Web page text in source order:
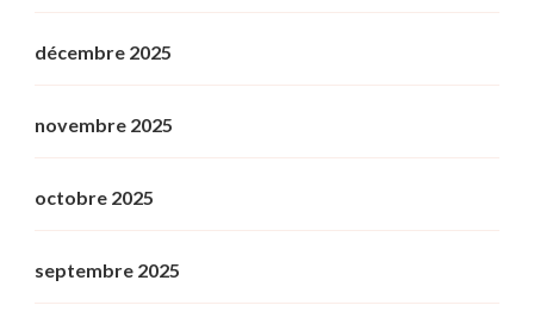
décembre 2025
novembre 2025
octobre 2025
septembre 2025